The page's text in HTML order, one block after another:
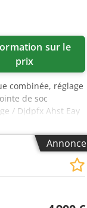
prix
combinée, réglage
de soc
/ Djdpfx Ahst Eay
Annonce